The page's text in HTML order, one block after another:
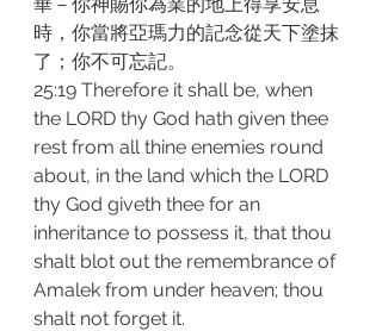
時，你當將亞瑪力的記念從天下塗抹
了；你不可忘記。
25:19 Therefore it shall be, when
the LORD thy God hath given thee
rest from all thine enemies round
about, in the land which the LORD
thy God giveth thee for an
inheritance to possess it, that thou
shalt blot out the remembrance of
Amalek from under heaven; thou
shalt not forget it.